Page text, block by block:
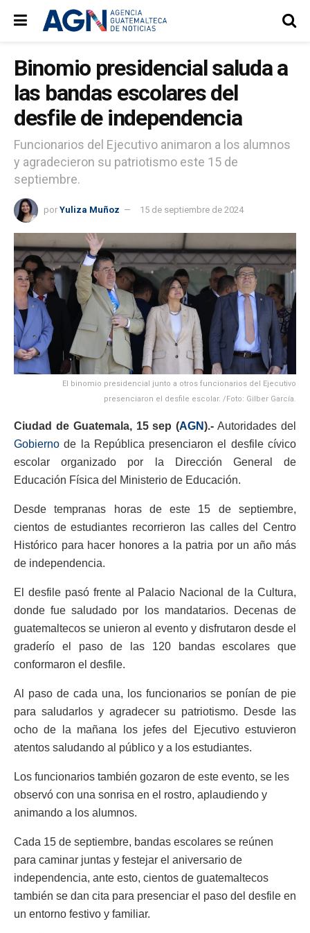
Binomio presidencial saluda a
las bandas escolares del
desfile de independencia
Funcionarios del Ejecutivo animaron a los alumnos
y agradecieron su patriotismo este 15 de
septiembre.
por Yuliza Muñoz 15 de septiembre de 2024
El binomio presidencial junto a otros funcionarios del Ejecutivo
presenciaron el desfile escolar. /Foto: Gilber García.
Ciudad de Guatemala, 15 sep (AGN).- Autoridades del
Gobierno de la República presenciaron el desfile cívico
escolar organizado por la Dirección General de
Educación Física del Ministerio de Educación.
Desde tempranas horas de este 15 de septiembre,
cientos de estudiantes recorrieron las calles del Centro
Histórico para hacer honores a la patria por un año más
de independencia.
El desfile pasó frente al Palacio Nacional de la Cultura,
donde fue saludado por los mandatarios. Decenas de
guatemaltecos se unieron al evento y disfrutaron desde el
graderío el paso de las 120 bandas escolares que
conformaron el desfile.
Al paso de cada una, los funcionarios se ponían de pie
para saludarlos y agradecer su patriotismo. Desde las
ocho de la mañana los jefes del Ejecutivo estuvieron
atentos saludando al público y a los estudiantes.
Los funcionarios también gozaron de este evento, se les
observó con una sonrisa en el rostro, aplaudiendo y
animando a los alumnos.
Cada 15 de septiembre, bandas escolares se reúnen
para caminar juntas y festejar el aniversario de
independencia, ante esto, cientos de guatemaltecos
también se dan cita para presenciar el paso del desfile en
un entorno festivo y familiar.